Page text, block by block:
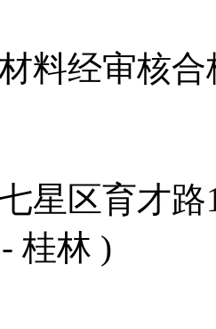
料经审核
星区育才
桂林 )